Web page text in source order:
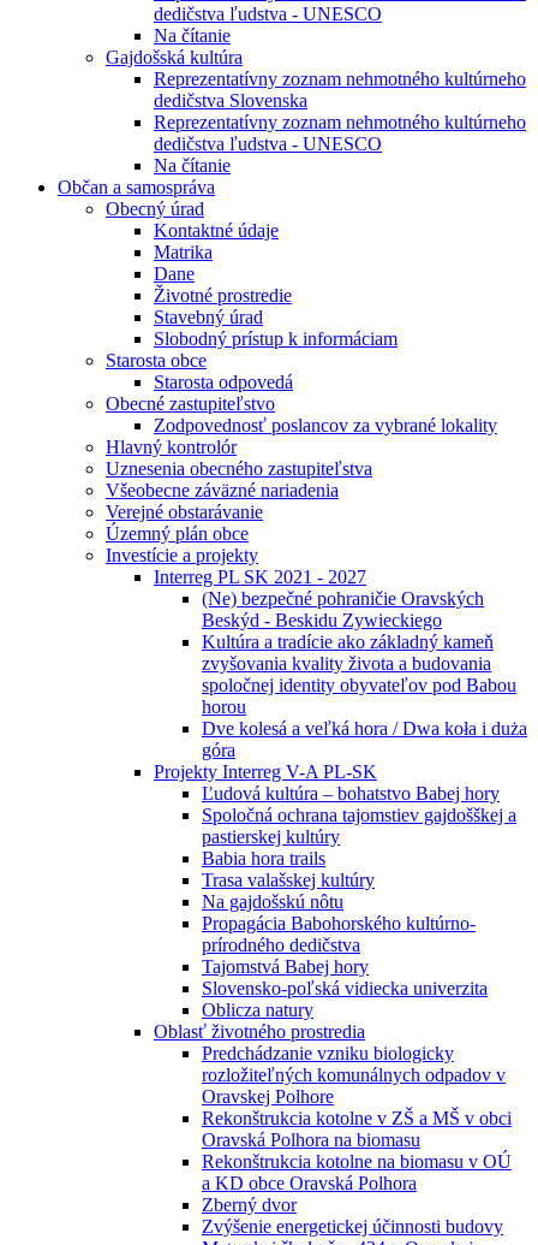
dedičstva ľudstva - UNESCO
Na čítanie
Gajdošská kultúra
Reprezentatívny zoznam nehmotného kultúrneho
dedičstva Slovenska
Reprezentatívny zoznam nehmotného kultúrneho
dedičstva ľudstva - UNESCO
Na čítanie
Občan a samospráva
Obecný úrad
Kontaktné údaje
Matrika
Dane
Životné prostredie
Stavebný úrad
Slobodný prístup k informáciam
Starosta obce
Starosta odpovedá
Obecné zastupiteľstvo
Zodpovednosť poslancov za vybrané lokality
Hlavný kontrolór
Uznesenia obecného zastupiteľstva
Všeobecne záväzné nariadenia
Verejné obstarávanie
Územný plán obce
Investície a projekty
Interreg PL SK 2021 - 2027
(Ne) bezpečné pohraničie Oravských
Beskýd - Beskidu Zywieckiego
Kultúra a tradície ako základný kameň
zvyšovania kvality života a budovania
spoločnej identity obyvateľov pod Babou
horou
Dve kolesá a veľká hora / Dwa koła i duża
góra
Projekty Interreg V-A PL-SK
Ľudová kultúra – bohatstvo Babej hory
Spoločná ochrana tajomstiev gajdošškej a
pastierskej kultúry
Babia hora trails
Trasa valašskej kultúry
Na gajdošskú nôtu
Propagácia Babohorského kultúrno-
prírodného dedičstva
Tajomstvá Babej hory
Slovensko-poľská vidiecka univerzita
Oblicza natury
Oblasť životného prostredia
Predchádzanie vzniku biologicky
rozložiteľných komunálnych odpadov v
Oravskej Polhore
Rekonštrukcia kotolne v ZŠ a MŠ v obci
Oravská Polhora na biomasu
Rekonštrukcia kotolne na biomasu v OÚ
a KD obce Oravská Polhora
Zberný dvor
Zvýšenie energetickej účinnosti budovy